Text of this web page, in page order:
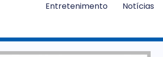
Entretenimento Notícias